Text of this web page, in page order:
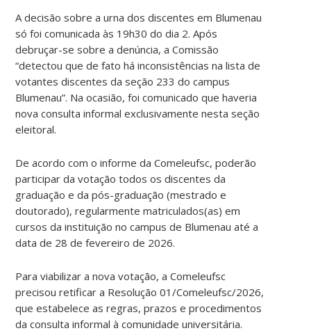
A decisão sobre a urna dos discentes em Blumenau
só foi comunicada às 19h30 do dia 2. Após
debruçar-se sobre a denúncia, a Comissão
“detectou que de fato há inconsistências na lista de
votantes discentes da seção 233 do campus
Blumenau”. Na ocasião, foi comunicado que haveria
nova consulta informal exclusivamente nesta seção
eleitoral.
De acordo com o informe da Comeleufsc, poderão
participar da votação todos os discentes da
graduação e da pós-graduação (mestrado e
doutorado), regularmente matriculados(as) em
cursos da instituição no campus de Blumenau até a
data de 28 de fevereiro de 2026.
Para viabilizar a nova votação, a Comeleufsc
precisou retificar a Resolução 01/Comeleufsc/2026,
que estabelece as regras, prazos e procedimentos
da consulta informal à comunidade universitária.